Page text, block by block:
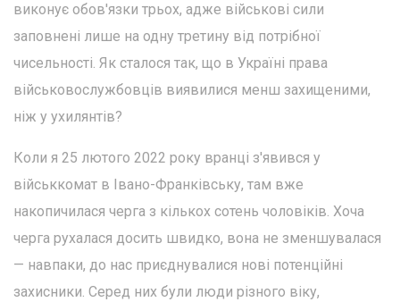
виконує обов'язки трьох, адже військові сили
заповнені лише на одну третину від потрібної
чисельності. Як сталося так, що в Україні права
військовослужбовців виявилися менш захищеними,
ніж у ухилянтів?
Коли я 25 лютого 2022 року вранці з'явився у
військкомат в Івано-Франківську, там вже
накопичилася черга з кількох сотень чоловіків. Хоча
черга рухалася досить швидко, вона не зменшувалася
— навпаки, до нас приєднувалися нові потенційні
захисники. Серед них були люди різного віку,